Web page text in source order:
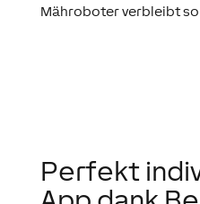
Mähroboter verbleibt
Perfekt